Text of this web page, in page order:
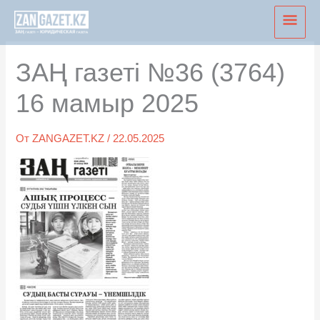
Перейти
содержимому
ЗАҢ газеті №36 (3764)
16 мамыр 2025
ОтZANGAZET.KZ/22.05.2025